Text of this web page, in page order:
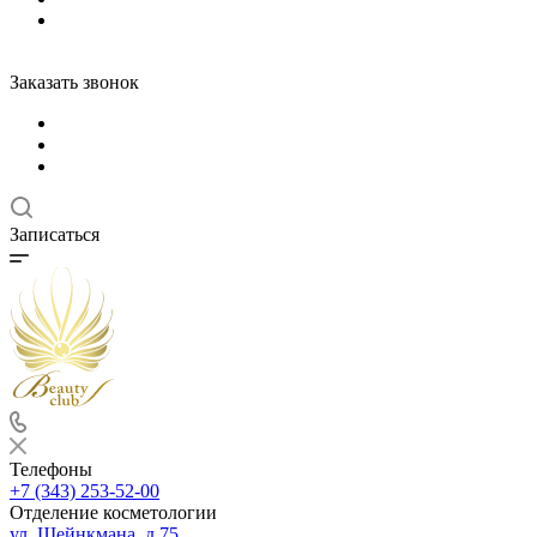
Заказать звонок
Записаться
Телефоны
+7 (343) 253-52-00
Отделение косметологии